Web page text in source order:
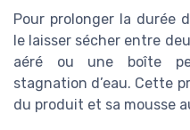
Pour prolonger la durée
le laisser sécher entre
aéré ou une boîte
stagnation d’eau. Cette
du produit et sa mousse